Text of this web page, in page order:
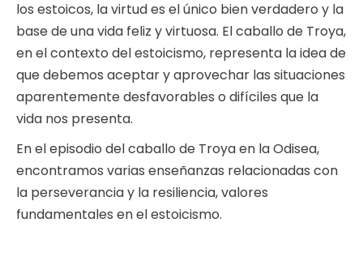
los estoicos, la virtud es el único bien verdadero y la
base de una vida feliz y virtuosa. El caballo de Troya,
en el contexto del estoicismo, representa la idea de
que debemos aceptar y aprovechar las situaciones
aparentemente desfavorables o difíciles que la
vida nos presenta.
En el episodio del caballo de Troya en la Odisea,
encontramos varias enseñanzas relacionadas con
la perseverancia y la resiliencia, valores
fundamentales en el estoicismo.